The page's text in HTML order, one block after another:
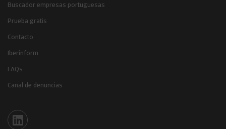
Buscador empresas portuguesas
Prueba gratis
Contacto
Iberinform
FAQs
Canal de denuncias
Iberinform en Linkedin